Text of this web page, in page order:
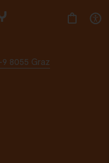
8055 Graz